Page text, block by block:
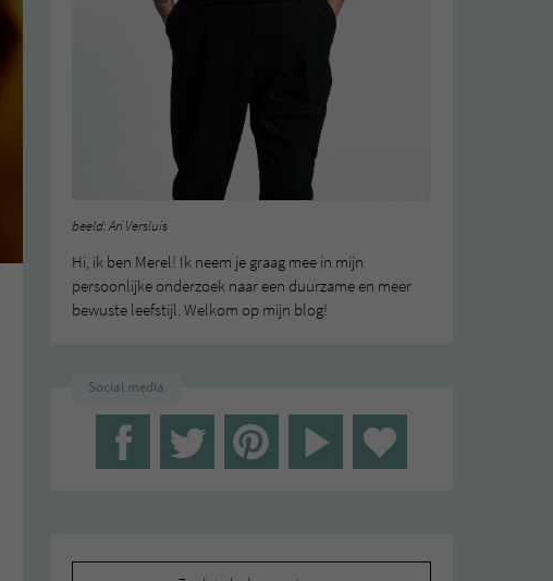
beeld: Ari Versluis
Hi, ik ben Merel! Ik neem je graag mee in mijn
persoonlijke onderzoek naar een duurzame en meer
bewuste leefstijl. Welkom op mijn blog!
Social media